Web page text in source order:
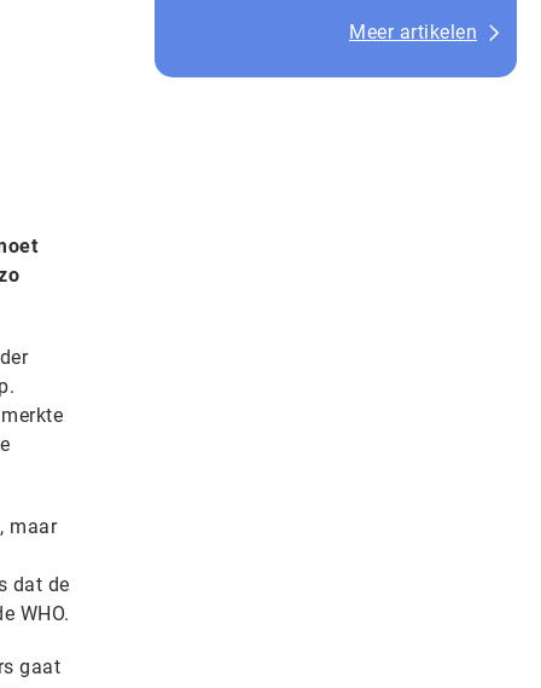
maar
dat de
WHO.
gaat
Meer artikelen